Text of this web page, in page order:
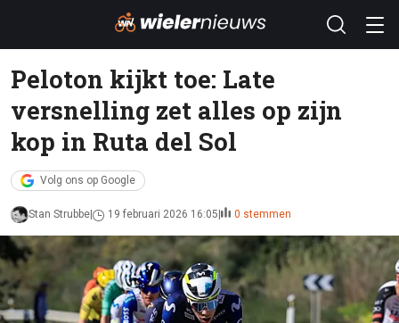
Peloton kijkt toe: Late
versnelling zet alles op zijn
kop in Ruta del Sol
Volg ons op Google
Stan Strubbe 19 februari 2026 16:05 0 stemmen